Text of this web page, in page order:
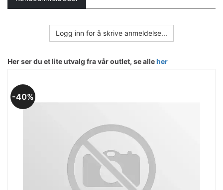
Logg inn for å skrive anmeldelse...
Her ser du et lite utvalg fra vår outlet, se alleher
40%